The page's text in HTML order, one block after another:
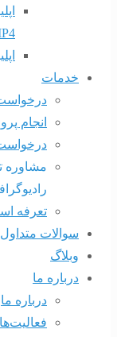
خدمات
انجام
مشاوره
تعرفه
سوالات متداول
وبلاگ
درباره ما
درباره ما